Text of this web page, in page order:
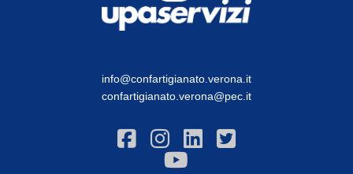
info@confartigianato.verona.it
confartigianato.verona@pec.it